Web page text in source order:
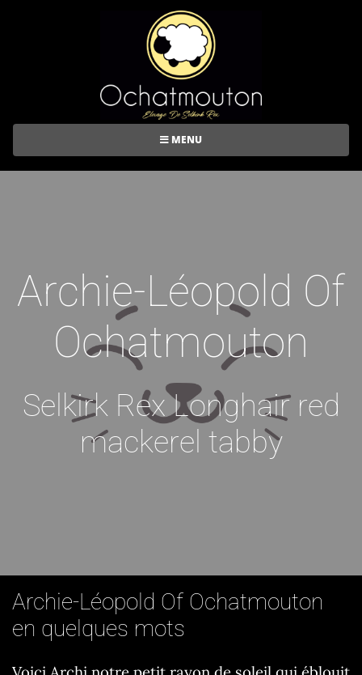
MENU
Archie-Léopold Of
Ochatmouton
Selkirk Rex Longhair red
mackerel tabby
Archie-Léopold Of Ochatmouton
en quelques mots